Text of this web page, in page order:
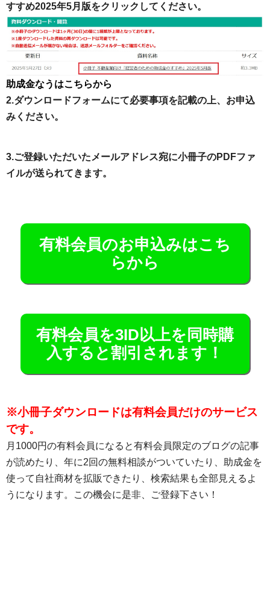
すすめ2025年5月版をクリックしてください。
助成金なうはこちらから
2.ダウンロードフォームにて必要事項を記載の上、お申込
みください。
3.ご登録いただいたメールアドレス宛に小冊子のPDFファ
イルが送られてきます。
有料会員のお申込みはこち
らから
有料会員を3ID以上を同時購
入すると割引されます！
※小冊子ダウンロードは有料会員だけのサービス
です。
月1000円の有料会員になると有料会員限定のブログの記事
が読めたり、年に2回の無料相談がついていたり、助成金を
使って自社商材を拡販できたり、検索結果も全部見えるよ
うになります。この機会に是非、ご登録下さい！